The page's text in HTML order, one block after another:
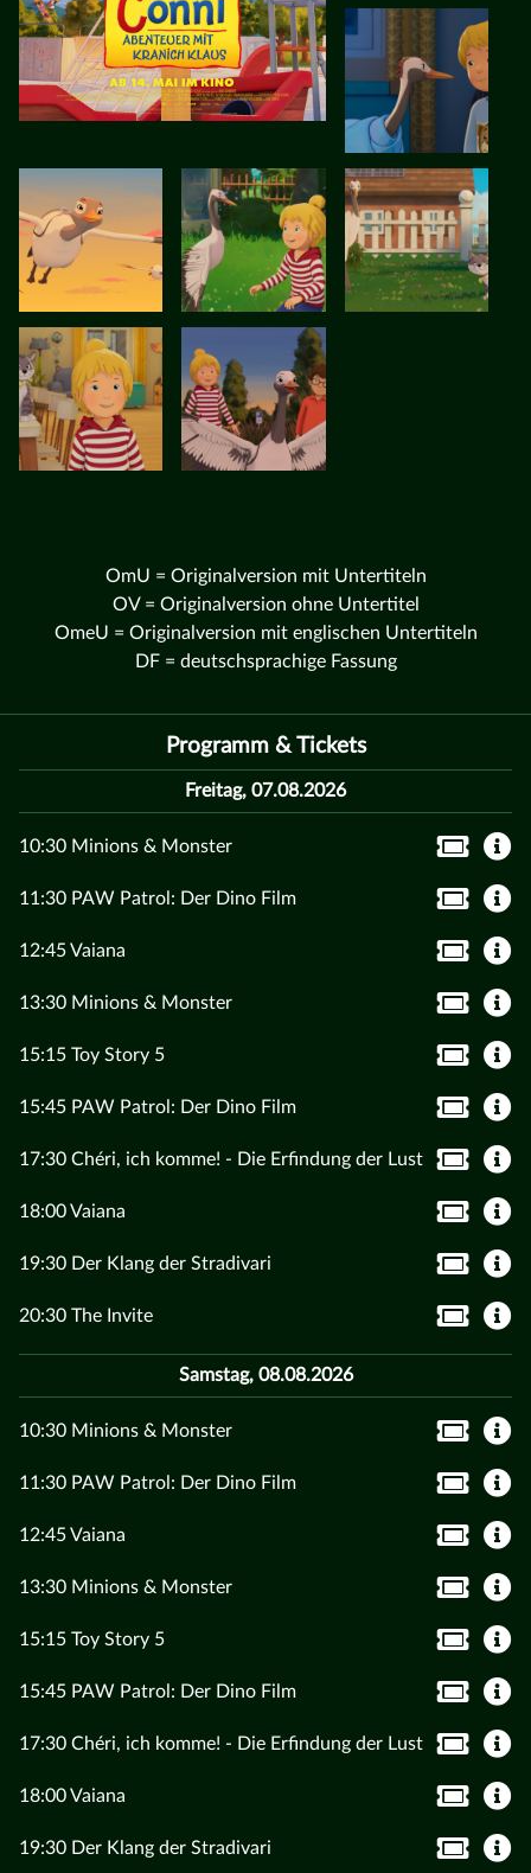
OmU = Originalversion mit Untertiteln
OV = Originalversion ohne Untertitel
OmeU = Originalversion mit englischen Untertiteln
DF = deutschsprachige Fassung
Programm & Tickets
Freitag, 07.08.2026
10:30 Minions & Monster
11:30 PAW Patrol: Der Dino Film
12:45 Vaiana
13:30 Minions & Monster
15:15 Toy Story 5
15:45 PAW Patrol: Der Dino Film
17:30 Chéri, ich komme! - Die Erfindung der Lust
18:00 Vaiana
19:30 Der Klang der Stradivari
20:30 The Invite
Samstag, 08.08.2026
10:30 Minions & Monster
11:30 PAW Patrol: Der Dino Film
12:45 Vaiana
13:30 Minions & Monster
15:15 Toy Story 5
15:45 PAW Patrol: Der Dino Film
17:30 Chéri, ich komme! - Die Erfindung der Lust
18:00 Vaiana
19:30 Der Klang der Stradivari